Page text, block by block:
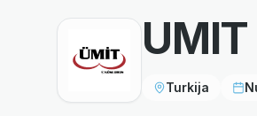
UMIT
Turkija